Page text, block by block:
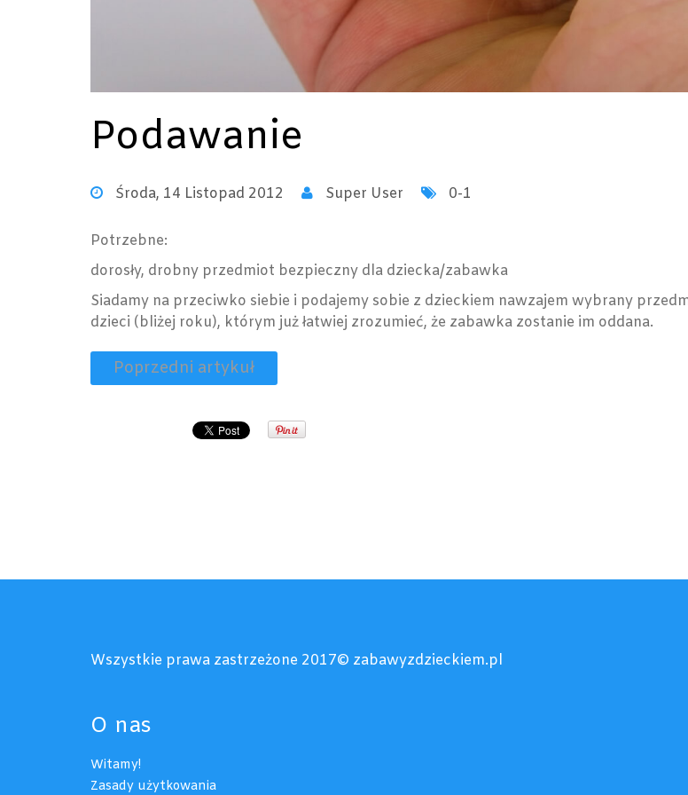
Podawanie
Środa, 14 Listopad 2012 Super User 0-1
Potrzebne:
dorosły, drobny przedmiot bezpieczny dla dziecka/zabawka
Siadamy na przeciwko siebie i podajemy sobie z dzieckiem nawzajem wybrany
dzieci (bliżej roku), którym już łatwiej zrozumieć, że zabawka zostanie im oddana.
Poprzedni artykuł
Wszystkie prawa zastrzeżone 2017© zabawyzdzieckiem.pl
O nas
Witamy!
Zasady użytkowania